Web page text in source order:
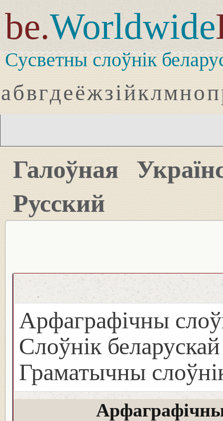
be.Worldwide
Сусветны слоўнік
абвгдеёжзійклмноп
Галоўная
Русский
Арфаграфічны
Слоўнік
Граматычны